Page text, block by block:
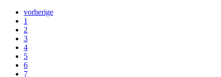
vorherige
1
2
3
4
5
6
7